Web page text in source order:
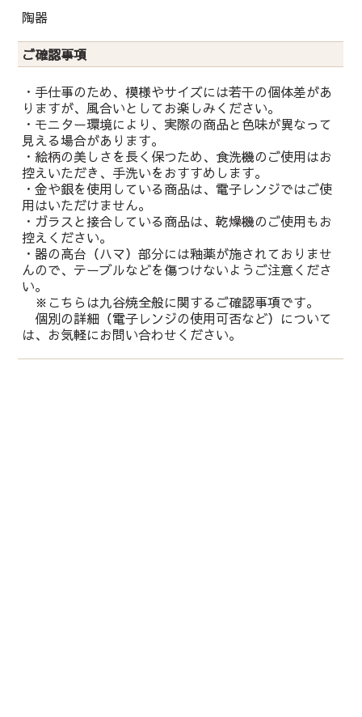
陶器
ご確認事項
・手仕事のため、模様やサイズには若干の個体差があ
りますが、風合いとしてお楽しみください。
・モニター環境により、実際の商品と色味が異なって
見える場合があります。
・絵柄の美しさを長く保つため、食洗機のご使用はお
控えいただき、手洗いをおすすめします。
・金や銀を使用している商品は、電子レンジではご使
用はいただけません。
・ガラスと接合している商品は、乾燥機のご使用もお
控えください。
・器の高台（ハマ）部分には釉薬が施されておりませ
んので、テーブルなどを傷つけないようご注意くださ
い。
※こちらは九谷焼全般に関するご確認事項です。
個別の詳細（電子レンジの使用可否など）について
は、お気軽にお問い合わせください。